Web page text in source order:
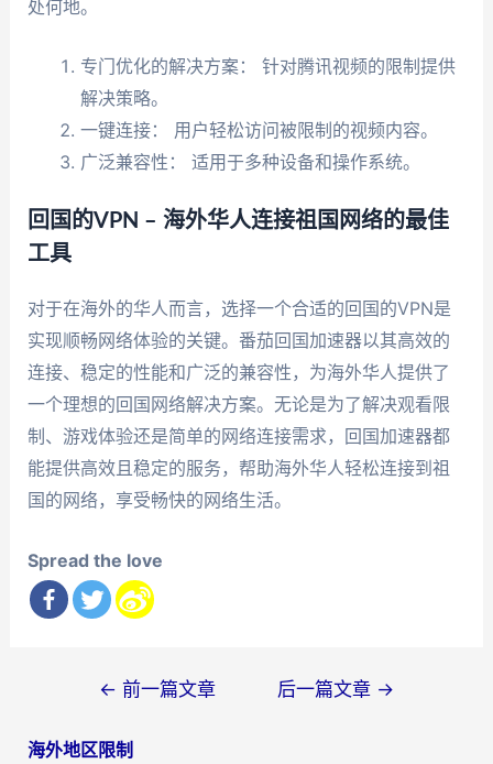
处何地。
专门优化的解决方案： 针对腾讯视频的限制提供
解决策略。
一键连接： 用户轻松访问被限制的视频内容。
广泛兼容性： 适用于多种设备和操作系统。
回国的VPN – 海外华人连接祖国网络的最佳
工具
对于在海外的华人而言，选择一个合适的回国的VPN是
实现顺畅网络体验的关键。番茄回国加速器以其高效的
连接、稳定的性能和广泛的兼容性，为海外华人提供了
一个理想的回国网络解决方案。无论是为了解决观看限
制、游戏体验还是简单的网络连接需求，回国加速器都
能提供高效且稳定的服务，帮助海外华人轻松连接到祖
国的网络，享受畅快的网络生活。
Spread the love
导
← 前一篇文章 后一篇文章 →
海外地区限制